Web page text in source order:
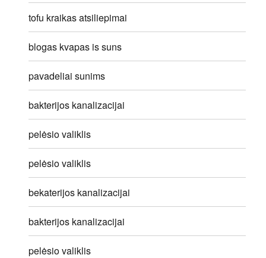
tofu kraikas atsiliepimai
blogas kvapas is suns
pavadeliai sunims
bakterijos kanalizacijai
pelėsio valiklis
pelėsio valiklis
bekaterijos kanalizacijai
bakterijos kanalizacijai
pelėsio valiklis